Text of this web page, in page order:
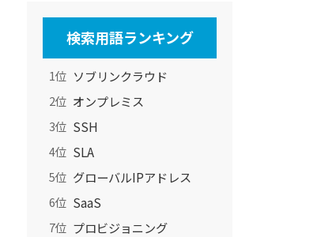
検索用語ランキング
1位 ソブリンクラウド
2位 オンプレミス
3位 SSH
4位 SLA
5位 グローバルIPアドレス
6位 SaaS
7位 プロビジョニング